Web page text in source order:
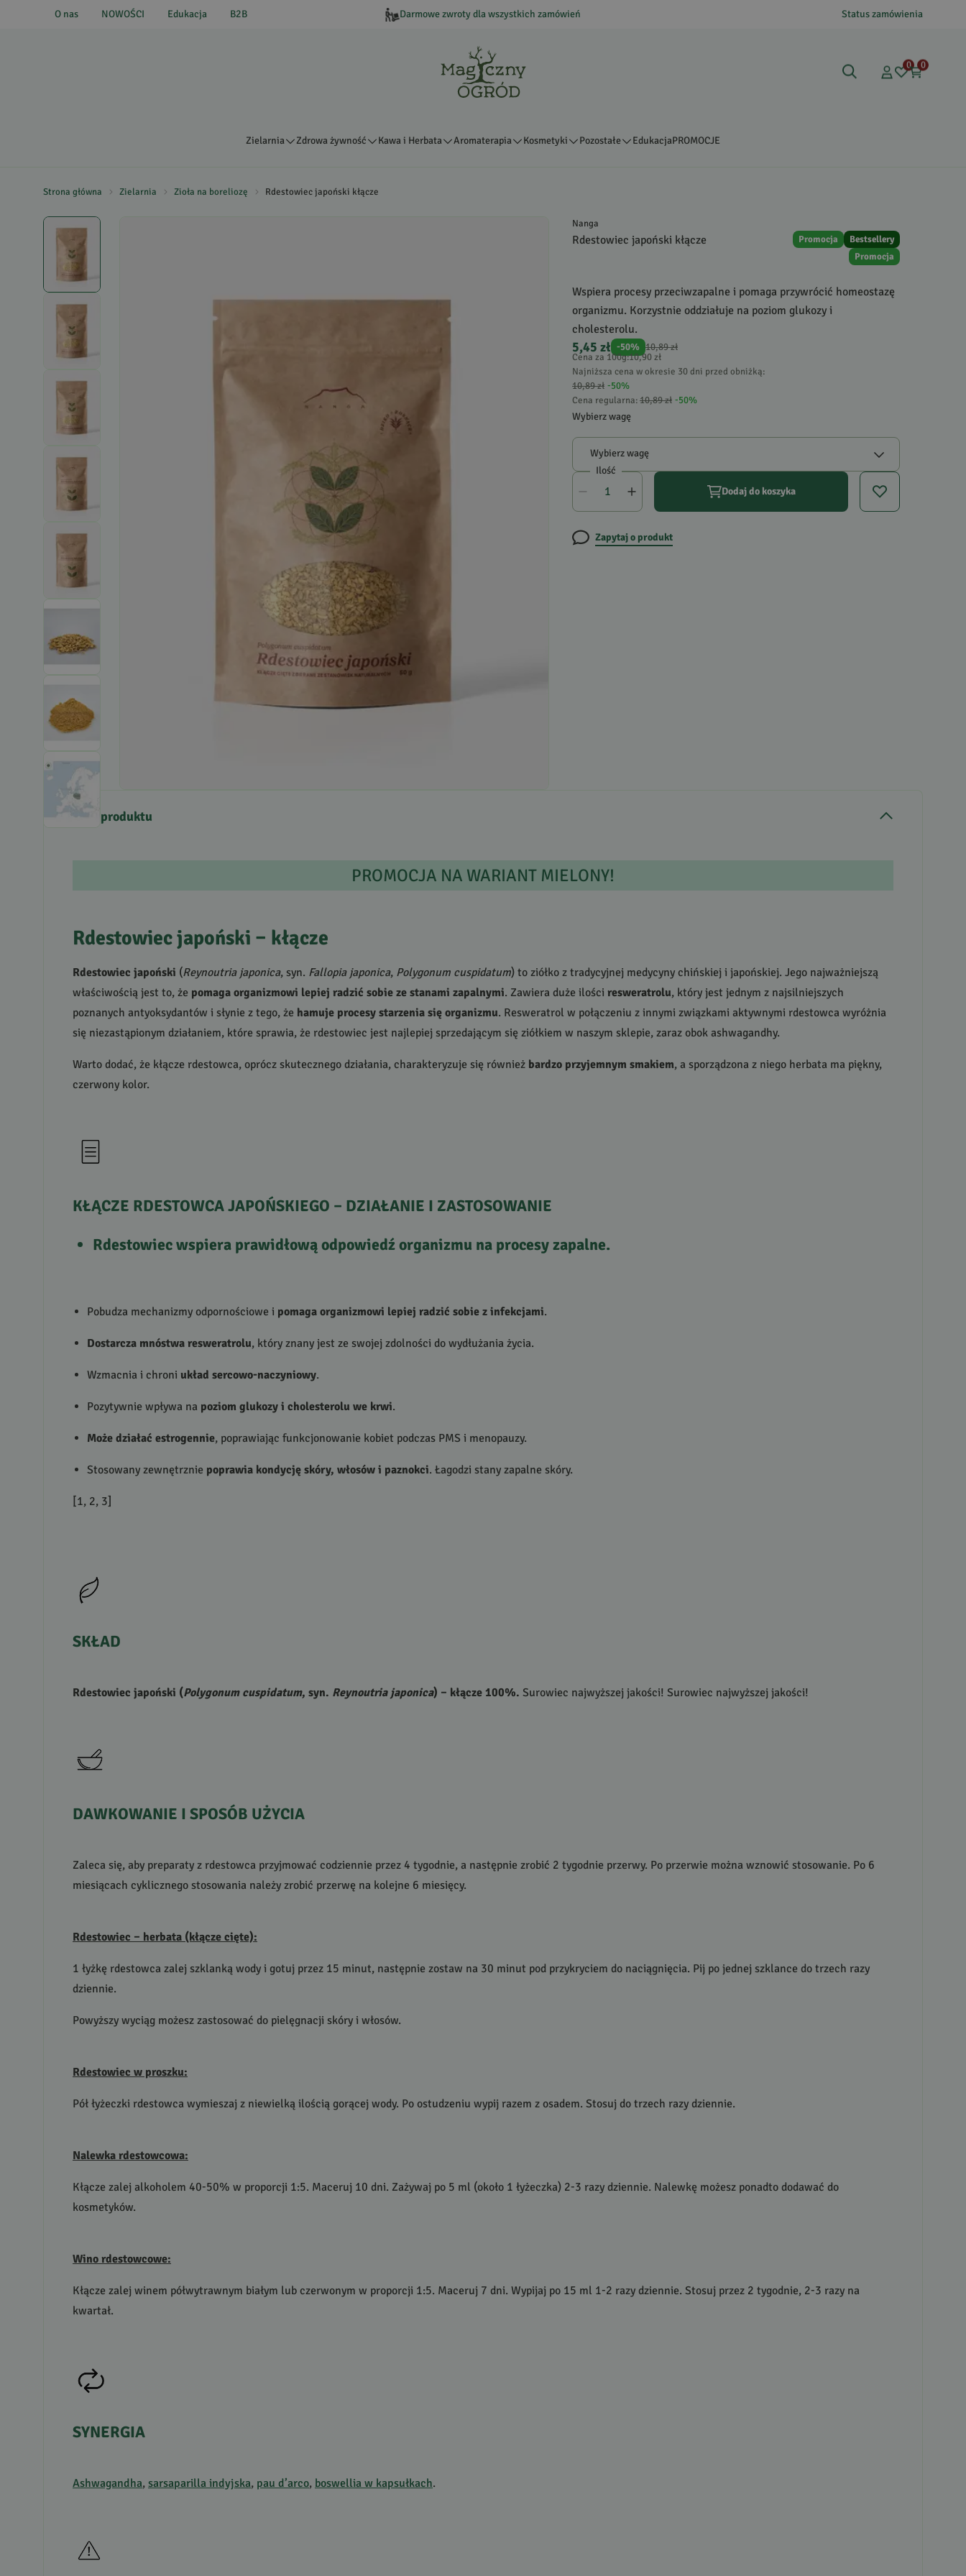
O nas NOWOŚCI Edukacja B2B Darmowe zwroty dla wszystkich zamówień Status zamówienia
0 0
Zielarnia Zdrowa żywność Kawa i Herbata Aromaterapia Kosmetyki Pozostałe EdukacjaPROMOCJE
Strona główna Zielarnia Zioła na boreliozę Rdestowiec japoński kłącze
Nanga
Rdestowiec japoński kłącze Promocja
Bestsellery
Promocja
Wspiera procesy przeciwzapalne i pomaga przywrócić homeostazę
organizmu. Korzystnie oddziałuje na poziom glukozy i
cholesterolu.
5,45 zł -50% 10,89 zł
Cena za 100g:10,90 zł
Najniższa cena w okresie 30 dni przed obniżką:
10,89 zł -50%
Cena regularna:10,89 zł -50%
Wybierz wagę
Wybierz wagę
Ilość
Dodaj do koszyka
Zapytaj o produkt
Opis produktu
PROMOCJA NA WARIANT MIELONY!
Rdestowiec japoński – kłącze
Rdestowiec japoński (Reynoutria japonica, syn. Fallopia japonica, Polygonum cuspidatum) to ziółko z tradycyjnej medycyny chińskiej i japońskiej. Jego najważniejszą
właściwością jest to, że pomaga organizmowi lepiej radzić sobie ze stanami zapalnymi. Zawiera duże ilości resweratrolu, który jest jednym z najsilniejszych
poznanych antyoksydantów i słynie z tego, że hamuje procesy starzenia się organizmu. Resweratrol w połączeniu z innymi związkami aktywnymi rdestowca wyróżnia
się niezastąpionym działaniem, które sprawia, że rdestowiec jest najlepiej sprzedającym się ziółkiem w naszym sklepie, zaraz obok ashwagandhy.
Warto dodać, że kłącze rdestowca, oprócz skutecznego działania, charakteryzuje się również bardzo przyjemnym smakiem, a sporządzona z niego herbata ma piękny,
czerwony kolor.
KŁĄCZE RDESTOWCAJAPOŃSKIEGO – DZIAŁANIE I ZASTOSOWANIE
Rdestowiec wspiera prawidłową odpowiedź organizmu na procesy zapalne.
Pobudza mechanizmy odpornościowe i pomaga organizmowi lepiej radzić sobie z infekcjami.
Dostarcza mnóstwa resweratrolu, który znany jest ze swojej zdolności do wydłużania życia.
Wzmacnia i chroni układ sercowo-naczyniowy.
Pozytywnie wpływa na poziom glukozy i cholesterolu we krwi.
Może działać estrogennie, poprawiając funkcjonowanie kobiet podczas PMS i menopauzy.
Stosowany zewnętrznie poprawia kondycję skóry, włosów i paznokci. Łagodzi stany zapalne skóry.
[1, 2, 3]
SKŁAD
Rdestowiec japoński (Polygonum cuspidatum, syn. Reynoutria japonica) – kłącze 100%. Surowiec najwyższej jakości! Surowiec najwyższej jakości!
DAWKOWANIE I SPOSÓB UŻYCIA
Zaleca się, aby preparaty z rdestowca przyjmować codziennie przez 4 tygodnie, a następnie zrobić 2 tygodnie przerwy. Po przerwie można wznowić stosowanie. Po 6
miesiącach cyklicznego stosowania należy zrobić przerwę na kolejne 6 miesięcy.
Rdestowiec – herbata (kłącze cięte):
1 łyżkę rdestowca zalej szklanką wody i gotuj przez 15 minut, następnie zostaw na 30 minut pod przykryciem do naciągnięcia. Pij po jednej szklance do trzech razy
dziennie.
Powyższy wyciąg możesz zastosować do pielęgnacji skóry i włosów.
Rdestowiec w proszku:
Pół łyżeczki rdestowca wymieszaj z niewielką ilością gorącej wody. Po ostudzeniu wypij razem z osadem. Stosuj do trzech razy dziennie.
Nalewka rdestowcowa:
Kłącze zalej alkoholem 40-50% w proporcji 1:5. Maceruj 10 dni. Zażywaj po 5 ml (około 1 łyżeczka) 2-3 razy dziennie. Nalewkę możesz ponadto dodawać do
kosmetyków.
Wino rdestowcowe:
Kłącze zalej winem półwytrawnym białym lub czerwonym w proporcji 1:5. Maceruj 7 dni. Wypijaj po 15 ml 1-2 razy dziennie. Stosuj przez 2 tygodnie, 2-3 razy na
kwartał.
SYNERGIA
Ashwagandha, sarsaparilla indyjska, pau d’arco, boswellia w kapsułkach.